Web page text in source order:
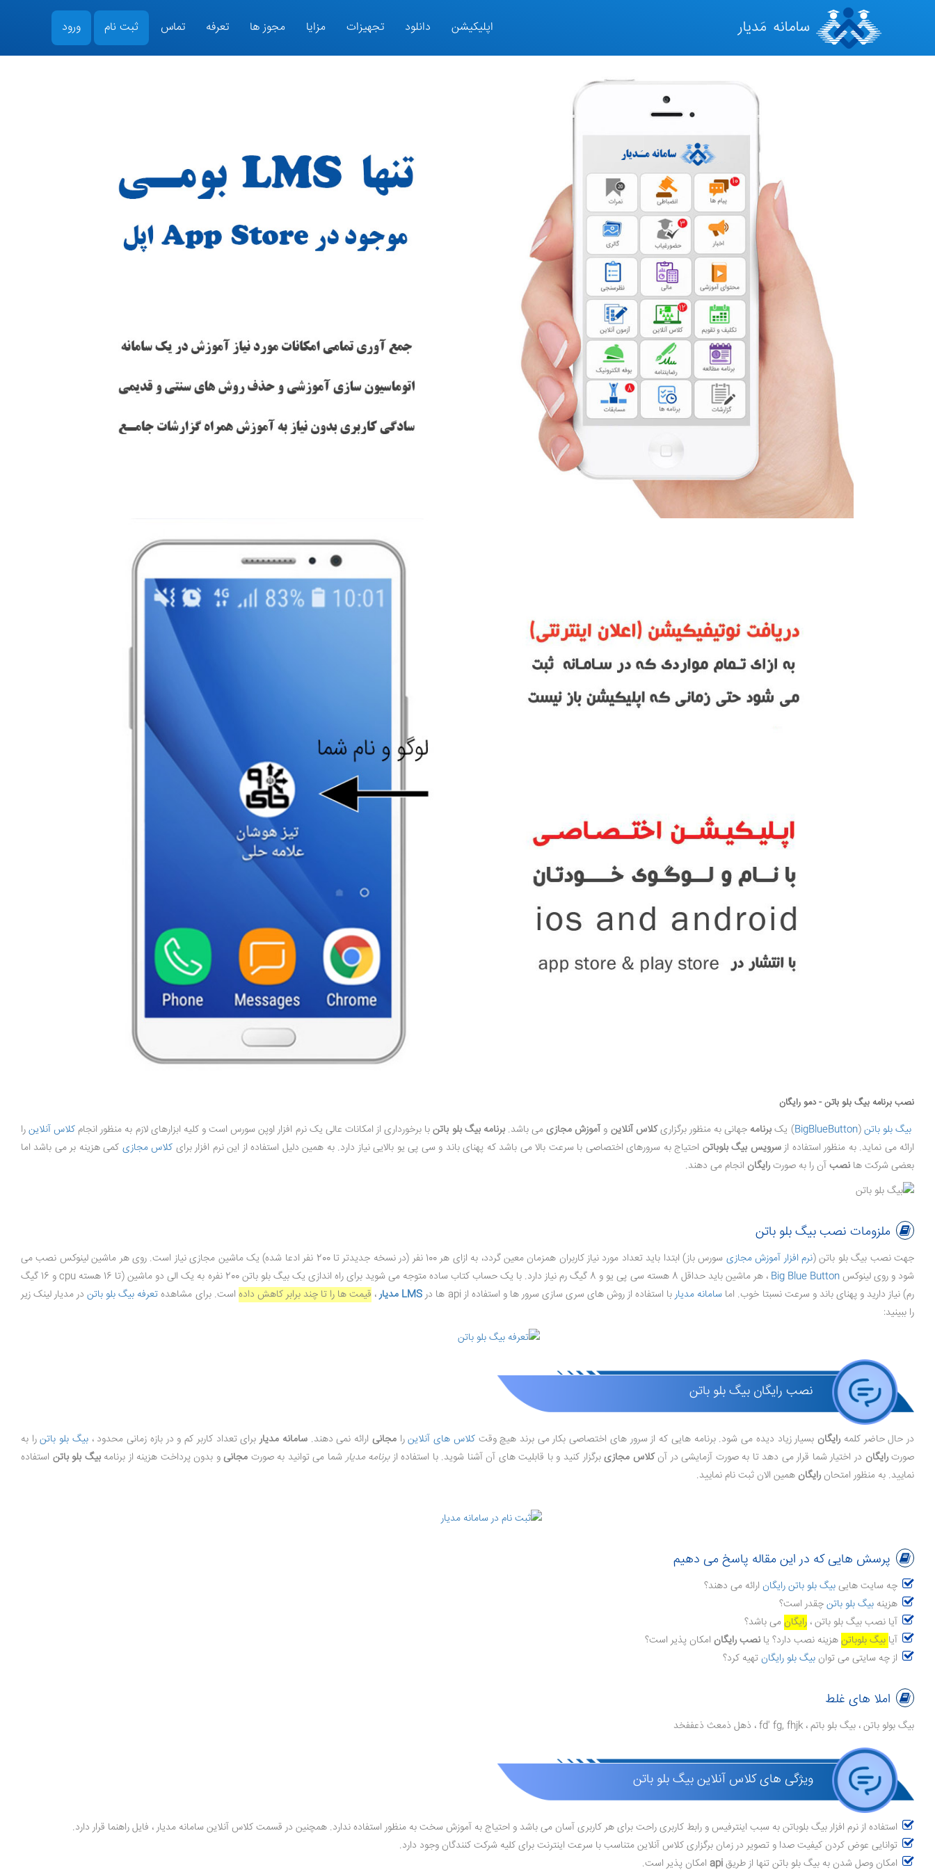
اپلیکیشن دانلود تجهیزات مزایا مجوز ها تعرفه تماس ثبت نام ورود
نصب برنامه بیگ بلو باتن - دمو رایگان
بیگ بلو باتن(
BigBlueButton) یکبرنامه جهانی به منظور برگزاریکلاس آنلاین و آموزش مجازیمی باشد.برنامه بیگ بلو باتنبا برخورداری از امکانات عالی یک نرم افزار اوپن سورس است و کلیه ابزارهای لازم به منظور انجامکلاس آنلاینرا
ارائه می نماید. به منظور استفاده ازسرویس بیگ بلوباتن احتیاج به سرورهای اختصاصی با سرعت بالا می باشد که پهنای باند و سی پی یو بالایی نیاز دارد. به همین دلیل استفاده از این نرم افزار برای کلاس مجازی کمی هزینه بر می باشد اما
بعضی شرکت ها نصبآن را به صورترایگان انجام می دهند.
ملزومات نصب بیگ بلو باتن
جهت نصب بیگ بلو باتن (نرم افزار آموزش مجازی
سورس باز) ابتدا باید تعداد مورد نیاز کاربران همزمان معین گردد، به ازای هر 100 نفر (در نسخه جدیدتر تا 200 نفر ادعا شده) یک ماشین مجازی نیاز است. روی هر ماشین لینوکس نصب می
شود و روی لینوکسBig Blue Button
، هر ماشین باید حداقل 8 هسته سی پی یو و 8 گیگ رم نیاز دارد. با یک حساب کتاب ساده متوجه می شوید برای راه اندازی یک بیگ بلو باتن 200 نفره به یک الی دو ماشین (تا 16 هسته cpu و 16 گیگ
رم) نیاز دارید و پهنای باند و سرعت نسبتا خوب. اما سامانه مدیاربا استفاده از روش های سری سازی سرور ها و استفاده از api ها در LMS مدیار ، قیمت ها را تا چند برابر کاهش داده است. برای مشاهدهتعرفه بیگ بلو باتندر مدیار لینک زیر
را ببینید:
نصب رایگان بیگ بلو باتن
در حال حاضر کلمه رایگان بسیار زیاد دیده می شود. برنامه هایی که از سرور های اختصاصی بکار می برند هیچ وقتکلاس های آنلاینرامجانی ارائه نمی دهند.سامانه مدیاربرای تعداد کاربر کم و در بازه زمانی محدود ،بیگ بلو باتنرا به
صورترایگان در اختیار شما قرار می دهد تا به صورت آزمایشی در آنکلاس مجازیبرگزار کنید و با قابلیت های آن آشنا شوید. با استفاده ازبرنامه مدیارشما می توانید به صورت مجانیو بدون پرداخت هزینه از برنامهبیگ بلو باتن استفاده
نمایید. به منظور امتحانرایگان همین الان ثبت نام نمایید.
پرسش هایی که در این مقاله پاسخ می دهیم
چه سایت هاییبیگ بلو باتن رایگان ارائه می دهند؟
هزینه بیگ بلو باتنچقدر است؟
آیا نصب بیگ بلو باتن ، رایگانمی باشد؟
آیا بیگ بلوباتنهزینه نصب دارد؟ یا نصب رایگان امکان پذیر است؟
از چه سایتی می توانبیگ بلو رایگانتهیه کرد؟
املا های غلط
بیگ بولو باتن ، بیگ بلو باتم ، fd' fg, fhjk ، ذهل ذمعث ذعففخد
ویژگی های کلاس آنلاین بیگ بلو باتن
استفاده از نرم افزار بیگ بلوباتن به سبب اینترفیس و رابط کاربری راحت برای هر کاربری آسان می باشد و احتیاج به آموزش سخت به منظور استفاده ندارد. همچنین در قسمت کلاس آنلاین سامانه مدیار ، فایل راهنما قرار دارد.
توانایی عوض کردن کیفیت صدا و تصویر در زمان برگزاری کلاس آنلاین متناسب با سرعت اینترنت برای کلیه شرکت کنندگان وجود دارد.
امکان وصل شدن به بیگ بلو باتن تنها از طریقapi امکان پذیر است.